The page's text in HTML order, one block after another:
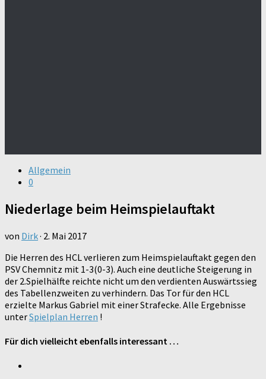
Allgemein
0
Niederlage beim Heimspielauftakt
von Dirk· 2. Mai 2017
Die Herren des HCL verlieren zum Heimspielauftakt gegen den
PSV Chemnitz mit 1-3(0-3). Auch eine deutliche Steigerung in
der 2.Spielhälfte reichte nicht um den verdienten Auswärtssieg
des Tabellenzweiten zu verhindern. Das Tor für den HCL
erzielte Markus Gabriel mit einer Strafecke. Alle Ergebnisse
unterSpielplan Herren !
Für dich vielleicht ebenfalls interessant …